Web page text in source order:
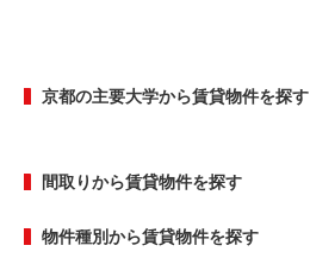
京都の主要大学から賃貸物件を探す
間取りから賃貸物件を探す
物件種別から賃貸物件を探す